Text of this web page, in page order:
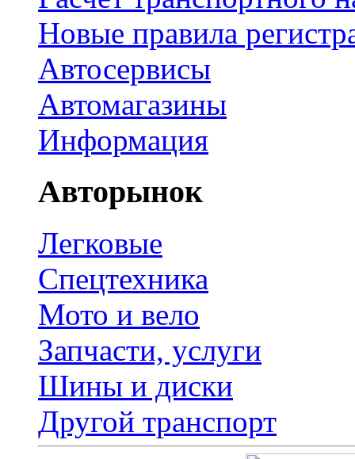
Новые правила
Автосервисы
Автомагазины
Информация
Авторынок
Легковые
Спецтехника
Мото и вело
Запчасти, услуги
Шины и диски
Другой транспорт